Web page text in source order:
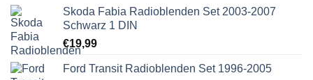
Skoda Fabia Radioblenden Set 2003-2007
Schwarz 1 DIN
€19,99
Ford Transit Radioblenden Set 1996-2005